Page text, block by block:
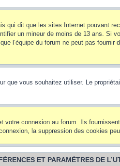
qui dit que les sites Internet pouvant
un mineur de moins de 13 ans. Si
l’équipe du forum ne peut pas
que vous souhaitez utiliser. Le
connexion au forum. Ils
la suppression des cookies
ET PARAMÈTRES DE